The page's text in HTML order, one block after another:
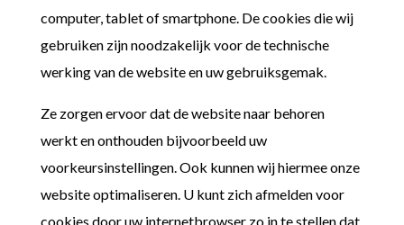
computer, tablet of smartphone. De cookies die wij
gebruiken zijn noodzakelijk voor de technische
werking van de website en uw gebruiksgemak.
Ze zorgen ervoor dat de website naar behoren
werkt en onthouden bijvoorbeeld uw
voorkeursinstellingen. Ook kunnen wij hiermee onze
website optimaliseren. U kunt zich afmelden voor
cookies door uw internetbrowser zo in te stellen dat